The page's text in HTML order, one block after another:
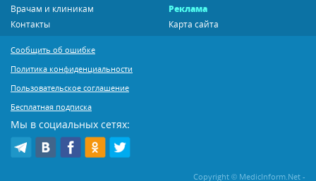
Врачам и клиникам
Реклама
Контакты
Карта сайта
Сообщить об ошибке
Политика конфиденциальности
Пользовательское соглашение
Бесплатная подписка
Мы в социальных сетях:
Copyright © MedicInform.Net -